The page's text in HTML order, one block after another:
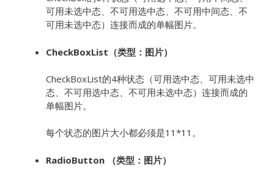
可用未选中态、不可用选中态、不可用中间态、不
可用未选中态）连接而成的单幅图片。
CheckBoxList（类型：图片）
CheckBoxList的4种状态（可用选中态、可用未选中
态、不可用选中态、不可用未选中态）连接而成的
单幅图片。
每个状态的图片大小都必须是11*11。
RadioButton （类型：图片）